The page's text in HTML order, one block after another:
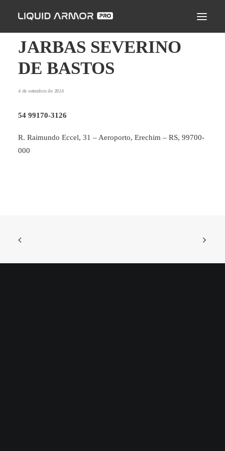
LIQUID ARMOR PRO
MODO DE APLICAÇÃO
ENCONTRE UM APLICADOR
PERGUNTAS FREQUENTES
JARBAS SEVERINO
DE BASTOS
4 de setembro de 2024
54 99170-3126
R. Raimundo Eccel, 31 – Aeroporto, Erechim – RS, 99700-
000